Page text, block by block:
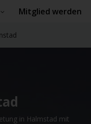
Mitglied werden
in Halmstad mit